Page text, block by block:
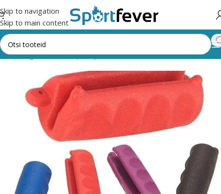
Skip to navigation
Skip to main content
kategooriad Vibusport ja rakulkad NOOLED/NOOLEOTSAD